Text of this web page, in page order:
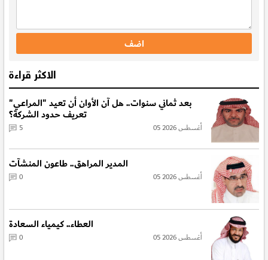
الاكثر قراءة
بعد ثماني سنوات.. هل آن الأوان أن تعيد "المراعي"
تعريف حدود الشركة؟
05 أغسطس 2026 5
المدير المراهق.. طاعون المنشآت
05 أغسطس 2026 0
العطاء.. كيمياء السعادة
05 أغسطس 2026 0